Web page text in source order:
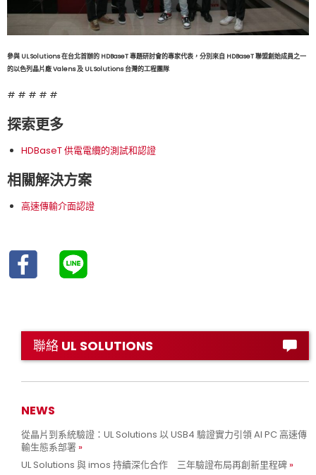
參與 UL Solutions 在台北首辦的 HDBaseT 專題研討會的專家代表，分別來自 HDBaseT 聯盟創始成員之一
的以色列晶片廠 Valens 及 UL Solutions 台灣的工程團隊
# # # # #
探索更多
HDBaseT 供電電纜的測試和認證
相關解決方案
高速傳輸介面認證
聯絡 UL SOLUTIONS
NEWS
從晶片到系統驗證：UL Solutions 以 USB4 驗證實力引領 AI PC 高速傳
輸生態系部署
UL Solutions 與 imos 持續深化合作 三年驗證布局再創新里程碑